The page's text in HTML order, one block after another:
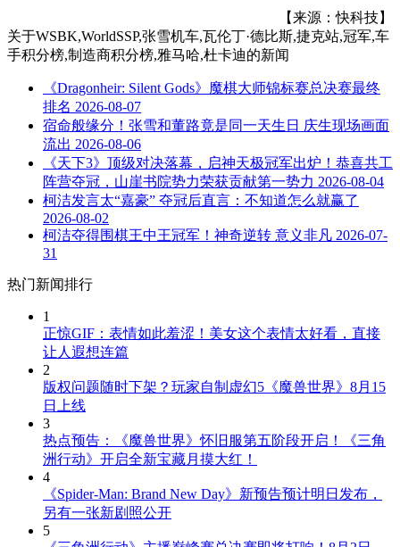
【来源：快科技】
关于WSBK,WorldSSP,张雪机车,瓦伦丁·德比斯,捷克站,冠军,车
手积分榜,制造商积分榜,雅马哈,杜卡迪的新闻
《Dragonheir: Silent Gods》魔棋大师锦标赛总决赛最终
排名 2026-08-07
宿命般缘分！张雪和董路竟是同一天生日 庆生现场画面
流出 2026-08-06
《天下3》顶级对决落幕，启神天极冠军出炉！恭喜共工
阵营夺冠，山崖书院势力荣获贡献第一势力 2026-08-04
柯洁发言太“嘉豪” 夺冠后直言：不知道怎么就赢了
2026-08-02
柯洁夺得围棋王中王冠军！神奇逆转 意义非凡 2026-07-
31
热门新闻排行
1
正惊GIF：表情如此羞涩！美女这个表情太好看，直接
让人遐想连篇
2
版权问题随时下架？玩家自制虚幻5《魔兽世界》8月15
日上线
3
热点预告：《魔兽世界》怀旧服第五阶段开启！《三角
洲行动》开启全新宝藏月摸大红！
4
《Spider-Man: Brand New Day》新预告预计明日发布，
另有一张新剧照公开
5